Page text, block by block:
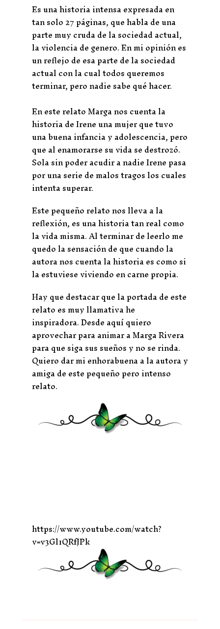
Es una historia intensa expresada en
tan solo 27 páginas, que habla de una
parte muy cruda de la sociedad actual,
la violencia de genero. En mi opinión es
un reflejo de esa parte de la sociedad
actual con la cual todos queremos
terminar, pero nadie sabe qué hacer.
En este relato Marga nos cuenta la
historia de Irene una mujer que tuvo
una buena infancia y adolescencia, pero
que al enamorarse su vida se destrozó.
Sola sin poder acudir a nadie Irene pasa
por una serie de malos tragos los cuales
intenta superar.
Este pequeño relato nos lleva a la
reflexión, es una historia tan real como
la vida misma. Al terminar de leerlo me
quedo la sensación de que cuando la
autora nos cuenta la historia es como si
la estuviese viviendo en carne propia.
Hay que destacar que la portada de este
relato es muy llamativa he
inspiradora. Desde aquí quiero
aprovechar para animar a Marga Rivera
para que siga sus sueños y no se rinda.
Quiero dar mi enhorabuena a la autora y
amiga de este pequeño pero intenso
relato.
https://www.youtube.com/watch?
v=v3Gl1QRfJPk